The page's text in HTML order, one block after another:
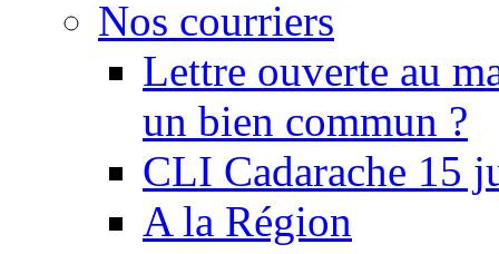
Nos courriers
Lettre ouverte au
un bien commun ?
CLI Cadarache 15
A la Région